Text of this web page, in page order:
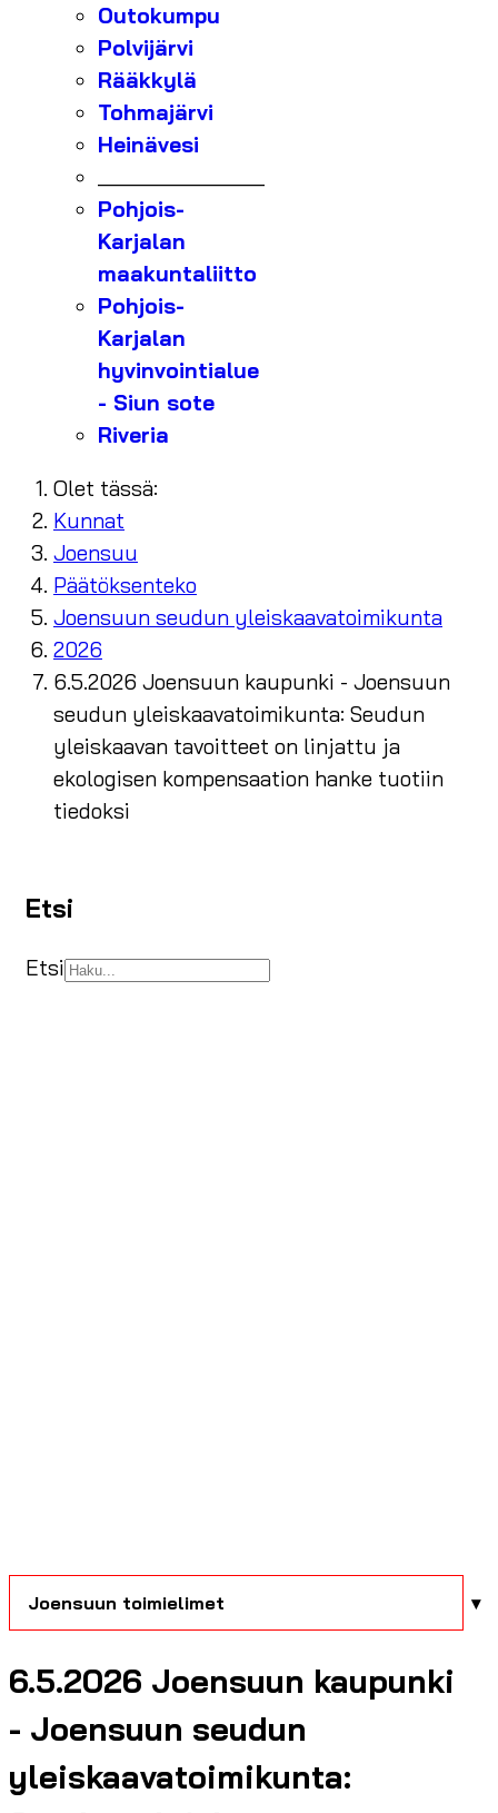
Outokumpu
Polvijärvi
Rääkkylä
Tohmajärvi
Heinävesi
Pohjois-
Karjalan
maakuntaliitto
Pohjois-
Karjalan
hyvinvointialue
- Siun sote
Riveria
Olet tässä:
Kunnat
Joensuu
Päätöksenteko
Joensuun seudun yleiskaavatoimikunta
2026
6.5.2026 Joensuun kaupunki - Joensuun
seudun yleiskaavatoimikunta: Seudun
yleiskaavan tavoitteet on linjattu ja
ekologisen kompensaation hanke tuotiin
tiedoksi
Etsi
Etsi
Joensuun toimielimet
6.5.2026 Joensuun kaupunki
- Joensuun seudun
yleiskaavatoimikunta: